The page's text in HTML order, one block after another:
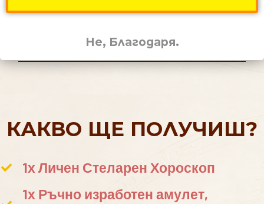
Не, Благодаря.
КАКВО ЩЕ ПОЛУЧИШ?
1х Личен Стеларен Хороскоп
1х Ръчно изработен амулет,